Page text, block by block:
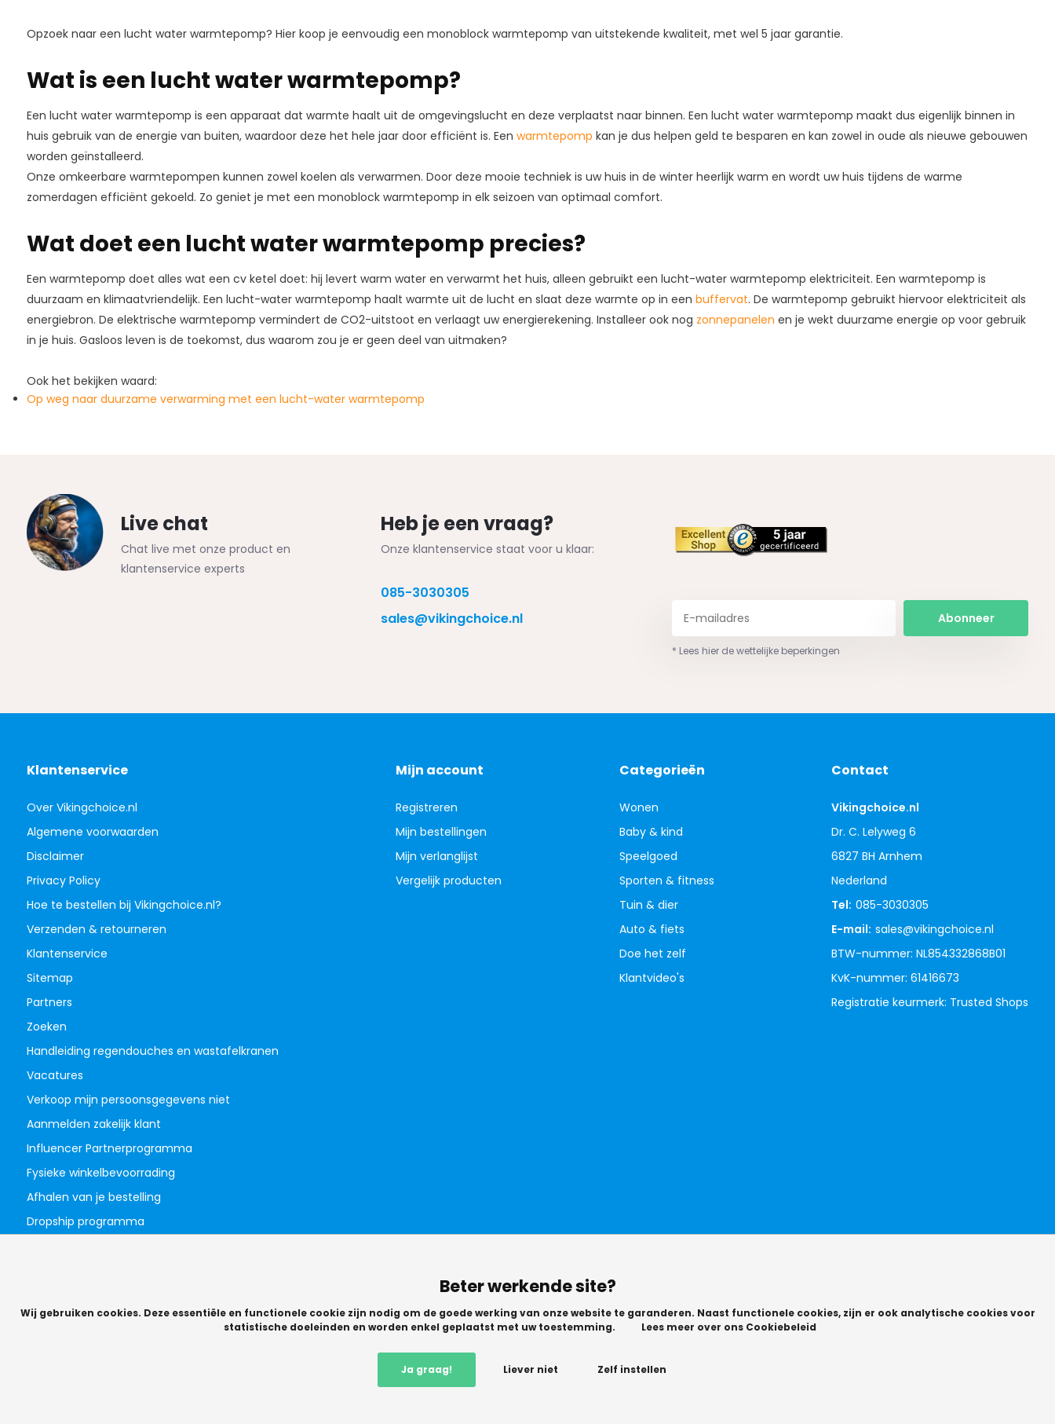
Opzoek naar een lucht water warmtepomp? Hier koop je eenvoudig een monoblock warmtepomp van uitstekende kwaliteit, met wel 5 jaar garantie.
Wat is een lucht water warmtepomp?
Een lucht water warmtepomp is een apparaat dat warmte haalt uit de omgevingslucht en deze verplaatst naar binnen. Een lucht water warmtepomp maakt dus eigenlijk binnen in
huis gebruik van de energie van buiten, waardoor deze het hele jaar door efficiënt is. Een warmtepomp kan je dus helpen geld te besparen en kan zowel in oude als nieuwe gebouwen
worden geïnstalleerd.
Onze omkeerbare warmtepompen kunnen zowel koelen als verwarmen. Door deze mooie techniek is uw huis in de winter heerlijk warm en wordt uw huis tijdens de warme
zomerdagen efficiënt gekoeld. Zo geniet je met een monoblock warmtepomp in elk seizoen van optimaal comfort.
Wat doet een lucht water warmtepomp precies?
Een warmtepomp doet alles wat een cv ketel doet: hij levert warm water en verwarmt het huis, alleen gebruikt een lucht-water warmtepomp elektriciteit. Een warmtepomp is
duurzaam en klimaatvriendelijk. Een lucht-water warmtepomp haalt warmte uit de lucht en slaat deze warmte op in een buffervat. De warmtepomp gebruikt hiervoor elektriciteit als
energiebron. De elektrische warmtepomp vermindert de CO2-uitstoot en verlaagt uw energierekening. Installeer ook nog zonnepanelen en je wekt duurzame energie op voor gebruik
in je huis. Gasloos leven is de toekomst, dus waarom zou je er geen deel van uitmaken?
Ook het bekijken waard:
Op weg naar duurzame verwarming met een lucht-water warmtepomp
Live chat
Chat live met onze product en
klantenservice experts
Heb je een vraag?
Onze klantenservice staat voor u klaar:
085-3030305
sales@vikingchoice.nl
Abonneer
* Lees hier de wettelijke beperkingen
Klantenservice
Over Vikingchoice.nl
Algemene voorwaarden
Disclaimer
Privacy Policy
Hoe te bestellen bij Vikingchoice.nl?
Verzenden & retourneren
Klantenservice
Sitemap
Partners
Zoeken
Handleiding regendouches en wastafelkranen
Vacatures
Verkoop mijn persoonsgegevens niet
Aanmelden zakelijk klant
Influencer Partnerprogramma
Fysieke winkelbevoorrading
Afhalen van je bestelling
Dropship programma
Mijn account
Registreren
Mijn bestellingen
Mijn verlanglijst
Vergelijk producten
Categorieën
Wonen
Baby & kind
Speelgoed
Sporten & fitness
Tuin & dier
Auto & fiets
Doe het zelf
Klantvideo's
Contact
Vikingchoice.nl
Dr. C. Lelyweg 6
6827 BH Arnhem
Nederland
Tel: 085-3030305
E-mail: sales@vikingchoice.nl
BTW-nummer: NL854332868B01
KvK-nummer: 61416673
Registratie keurmerk: Trusted Shops
Vikingchoice.nl - Scherpe prijzen! Ruime keuze
Trusted Shops waardering
Beter werkende site?
Wij gebruiken cookies. Deze essentiële en functionele cookie zijn nodig om de goede werking van onze website te garanderen. Naast functionele cookies, zijn er ook analytische cookies voor
statistische doeleinden en worden enkel geplaatst met uw toestemming.
Lees meer over ons Cookiebeleid
Ja graag! Liever niet Zelf instellen